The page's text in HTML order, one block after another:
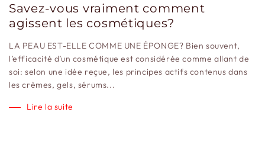
Savez-vous vraiment comment
agissent les cosmétiques?
LA PEAU EST-ELLE COMME UNE ÉPONGE? Bien souvent,
l’efficacité d’un cosmétique est considérée comme allant de
soi: selon une idée reçue, les principes actifs contenus dans
les crèmes, gels, sérums...
Lire la suite